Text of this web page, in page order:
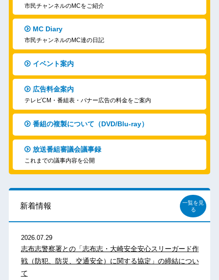
市民チャンネルのMCをご紹介
MC Diary
市民チャンネルのMC達の日記
イベント案内
広告料金案内
テレビCM・番組表・バナー広告の料金をご案内
番組の複製について（DVD/Blu-ray）
放送番組審議会議事録
これまでの議事内容を公開
新着情報
一覧を見
る
2026.07.29
志布志警察署との「志布志・大崎安全安心スリーガード作
戦（防犯、防災、交通安全）に関する協定」の締結につい
て